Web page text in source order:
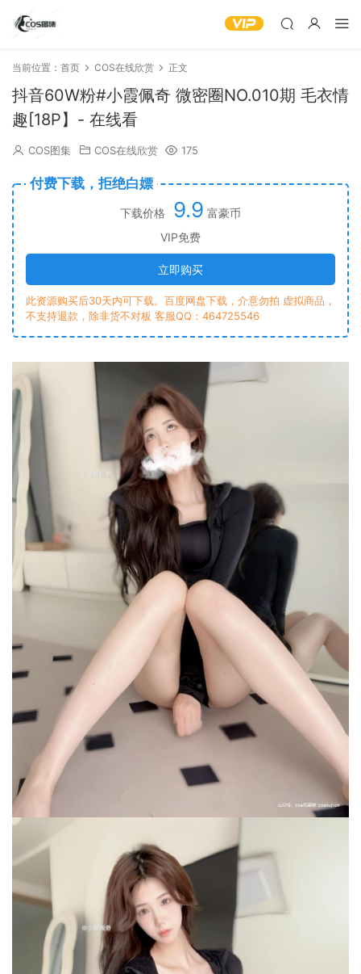
当前位置： 首页 COS在线欣赏 正文
抖音60W粉#小霞佩奇 微密圈NO.010期 毛衣情
趣[18P】- 在线看
COS图集 COS在线欣赏 175
付费下载，拒绝白嫖
下载价格 9.9 富豪币
VIP免费
立即购买
此资源购买后30天内可下载。百度网盘下载，介意勿拍 虚拟商品，
不支持退款，除非货不对板 客服QQ：464725546